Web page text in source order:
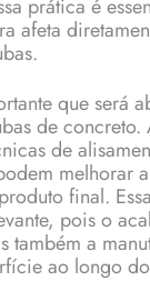
prática é
afeta
que será
de concreto.
de
melhorar
final.
pois o
também a
ao longo